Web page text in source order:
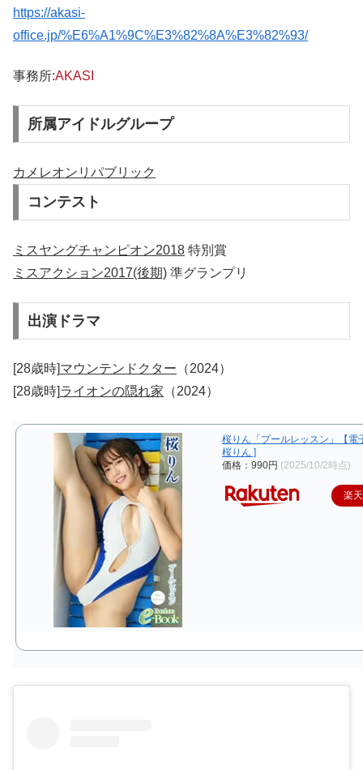
https://akasi-
office.jp/%E6%A1%9C%E3%82%8A%E3%82%93/
事務所:AKASI
所属アイドルグループ
カメレオンリパブリック
コンテスト
ミスヤングチャンピオン2018 特別賞
ミスアクション2017(後期) 準グランプリ
出演ドラマ
[28歳時] マウンテンドクター （2024）
[28歳時] ライオンの隠れ家 （2024）
桜りん「プールレッスン」【電
桜りん ]
価格：990円 (2025/10/2時点)
楽